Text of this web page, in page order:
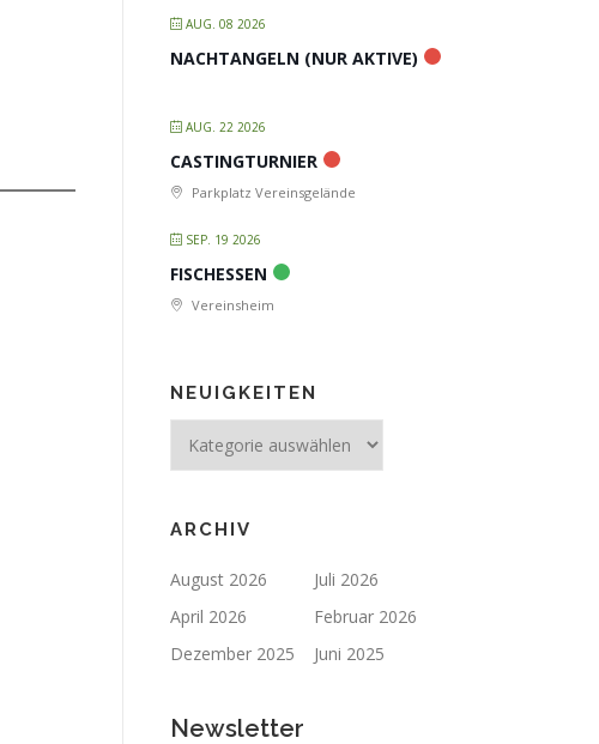
AUG. 08 2026
NACHTANGELN (NUR AKTIVE)
AUG. 22 2026
CASTINGTURNIER
Parkplatz Vereinsgelände
SEP. 19 2026
FISCHESSEN
Vereinsheim
NEUIGKEITEN
ARCHIV
August 2026
Juli 2026
April 2026
Februar 2026
Dezember 2025
Juni 2025
Newsletter